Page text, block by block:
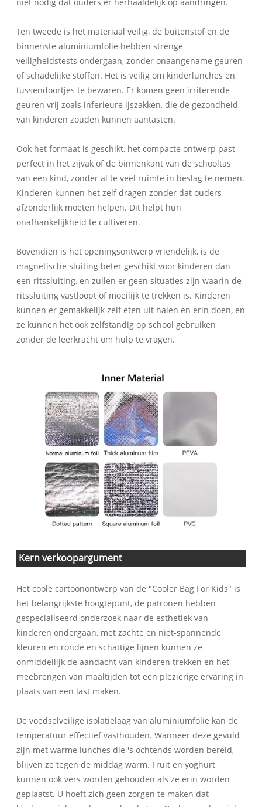
Ten tweede is het materiaal veilig, de buitenstof en de
binnenste aluminiumfolie hebben strenge
veiligheidstests ondergaan, zonder onaangename geuren
of schadelijke stoffen. Het is veilig om kinderlunches en
tussendoortjes te bewaren. Er komen geen irriterende
geuren vrij zoals inferieure ijszakken, die de gezondheid
van kinderen zouden kunnen aantasten.
Ook het formaat is geschikt, het compacte ontwerp past
perfect in het zijvak of de binnenkant van de schooltas
van een kind, zonder al te veel ruimte in beslag te nemen.
Kinderen kunnen het zelf dragen zonder dat ouders
afzonderlijk moeten helpen. Dit helpt hun
onafhankelijkheid te cultiveren.
Bovendien is het openingsontwerp vriendelijk, is de
magnetische sluiting beter geschikt voor kinderen dan
een ritssluiting, en zullen er geen situaties zijn waarin de
ritssluiting vastloopt of moeilijk te trekken is. Kinderen
kunnen er gemakkelijk zelf eten uit halen en erin doen, en
ze kunnen het ook zelfstandig op school gebruiken
zonder de leerkracht om hulp te vragen.
Kern verkoopargument
Het coole cartoonontwerp van de "Cooler Bag For Kids" is
het belangrijkste hoogtepunt, de patronen hebben
gespecialiseerd onderzoek naar de esthetiek van
kinderen ondergaan, met zachte en niet-spannende
kleuren en ronde en schattige lijnen kunnen ze
onmiddellijk de aandacht van kinderen trekken en het
meebrengen van maaltijden tot een plezierige ervaring in
plaats van een last maken.
De voedselveilige isolatielaag van aluminiumfolie kan de
temperatuur effectief vasthouden. Wanneer deze gevuld
zijn met warme lunches die 's ochtends worden bereid,
blijven ze tegen de middag warm. Fruit en yoghurt
kunnen ook vers worden gehouden als ze erin worden
geplaatst. U hoeft zich geen zorgen te maken dat